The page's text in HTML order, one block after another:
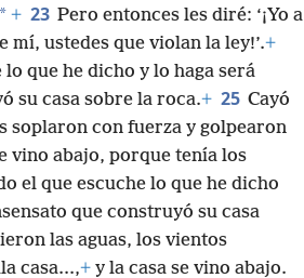
* + 23 Pero entonces les diré: ‘¡Yo a
mí, ustedes que violan la ley!’.+
que he dicho y lo haga será
su casa sobre la roca.+ 25 Cayó
soplaron con fuerza y golpearon
vino abajo, porque tenía los
el que escuche lo que he dicho
que construyó su casa
las aguas, los vientos
casa...,+ y la casa se vino abajo.